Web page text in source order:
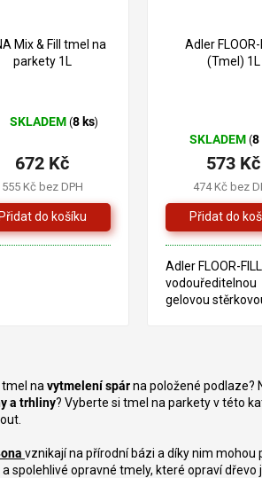
Mix & Fill tmel na
parkety 1L
SKLADEM(8 ks)
555 Kč bez DPH
672 Kč
Adler FLOOR-
(Tmel) 1L
SKLADEM (8
474 Kč bez
573 Kč
Adler FLOOR-FILL
vodouředitelnou
gelovou
tmel na vytmelení spárna položené podlaze?
a trhliny? Vyberte si tmel na parkety v této
vznikají na přírodní bázi a díky nim
a spolehlivé opravné tmely, které opraví